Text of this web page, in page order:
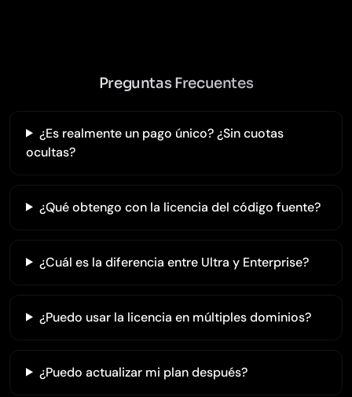
Preguntas Frecuentes
¿Es realmente un pago único? ¿Sin cuotas
ocultas?
¿Qué obtengo con la licencia del código fuente?
¿Cuál es la diferencia entre Ultra y Enterprise?
¿Puedo usar la licencia en múltiples dominios?
¿Puedo actualizar mi plan después?